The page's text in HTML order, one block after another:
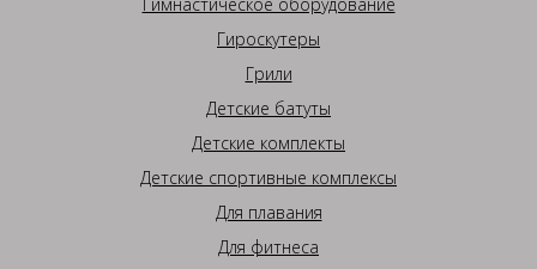
Гироскутеры
Грили
Детские батуты
Детские комплекты
Детские спортивные комплексы
Для плавания
Для фитнеса